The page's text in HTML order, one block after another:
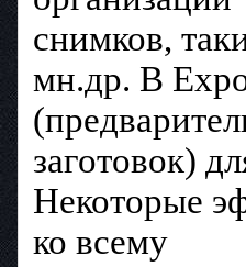
снимков,
мн.др. В
заготовок)
Некоторые
ко всему